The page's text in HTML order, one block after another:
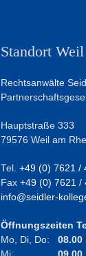
Standort
Rechtsanwälte
Hauptstraße 333
79576 Weil am
Tel. +49 (0) 7621 /
Fax +49 (0) 7621 /
info@seidler-
Öffnungszeiten
Mo, Di, Do: 08.00